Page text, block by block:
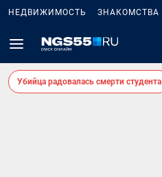
НЕДВИЖИМОСТЬ ЗНАКОМСТВА
Убийца радовалась смерти студента